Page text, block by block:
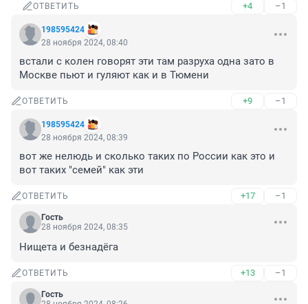
ОТВЕТИТЬ +4 –1
198595424
28 ноября 2024, 08:40
встали с колен говорят эти там разруха одна зато в
Москве пьют и гуляют как и в Тюмени
ОТВЕТИТЬ +9 –1
198595424
28 ноября 2024, 08:39
вот же нелюдь и сколько таких по России как это и
вот таких "семей" как эти
ОТВЕТИТЬ +17 –1
Гость
28 ноября 2024, 08:35
Нищета и безнадёга
ОТВЕТИТЬ +13 –1
Гость